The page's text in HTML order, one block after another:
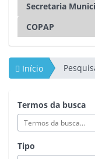
Secretaria
COPAP
Início
Termos da busca
Tipo